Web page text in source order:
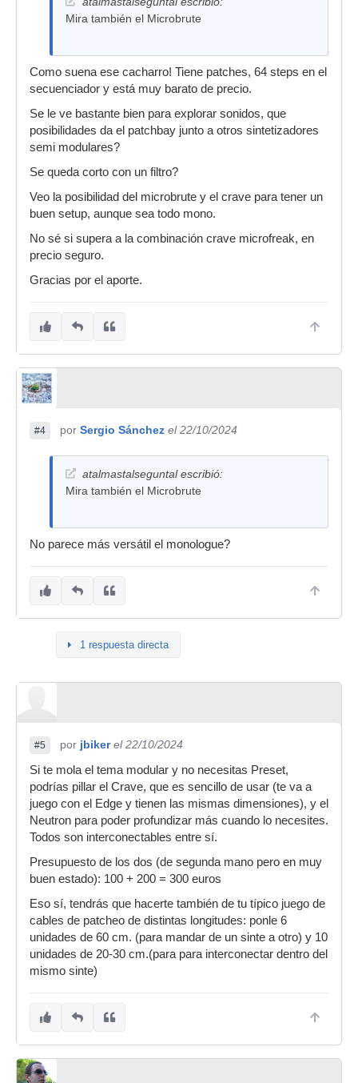
Mira también el Microbrute
Como suena ese cacharro! Tiene patches, 64 steps en el
secuenciador y está muy barato de precio.
Se le ve bastante bien para explorar sonidos, que
posibilidades da el patchbay junto a otros sintetizadores
semi modulares?
Se queda corto con un filtro?
Veo la posibilidad del microbrute y el crave para tener un
buen setup, aunque sea todo mono.
No sé si supera a la combinación crave microfreak, en
precio seguro.
Gracias por el aporte.
#4 por Sergio Sánchez el 22/10/2024
atalmastalseguntal escribió:
Mira también el Microbrute
No parece más versátil el monologue?
1 respuesta directa
#5 por jbiker el 22/10/2024
Si te mola el tema modular y no necesitas Preset,
podrías pillar el Crave, que es sencillo de usar (te va a
juego con el Edge y tienen las mismas dimensiones), y el
Neutron para poder profundizar más cuando lo necesites.
Todos son interconectables entre sí.
Presupuesto de los dos (de segunda mano pero en muy
buen estado): 100 + 200 = 300 euros
Eso sí, tendrás que hacerte también de tu típico juego de
cables de patcheo de distintas longitudes: ponle 6
unidades de 60 cm. (para mandar de un sinte a otro) y 10
unidades de 20-30 cm.(para para interconectar dentro del
mismo sinte)